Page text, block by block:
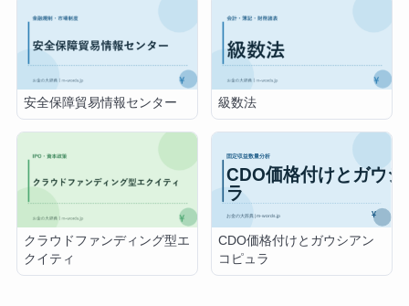
安全保障貿易情報センター 級数法
クラウドファンディング型エ
クイティ
CDO価格付けとガウシアン
コピュラ